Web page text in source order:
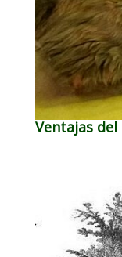
Ventajas